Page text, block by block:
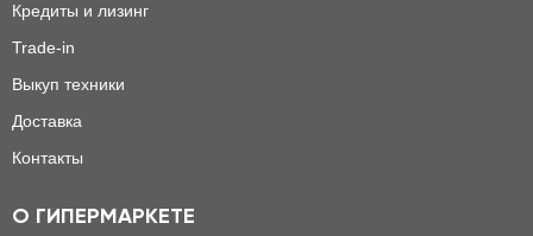
Кредиты и лизинг
Trade-in
Выкуп техники
Доставка
Контакты
О ГИПЕРМАРКЕТЕ